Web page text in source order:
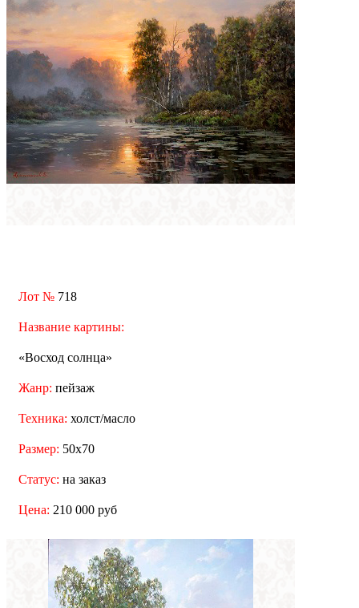
Лот № 718
Название картины:
«Восход солнца»
Жанр: пейзаж
Техника: холст/масло
Размер: 50x70
Статус: на заказ
Цена: 210 000 руб